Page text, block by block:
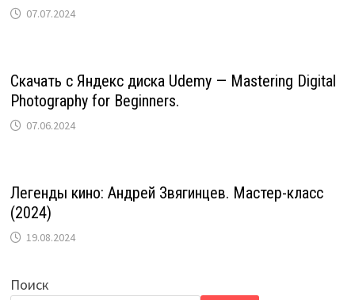
07.07.2024
Скачать с Яндекс диска Udemy — Mastering Digital
Photography for Beginners.
07.06.2024
Легенды кино: Андрей Звягинцев. Мастер-класс
(2024)
19.08.2024
Поиск